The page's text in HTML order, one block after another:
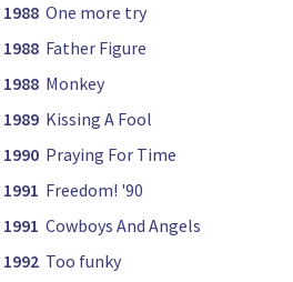
1988 One more try
1988 Father Figure
1988 Monkey
1989 Kissing A Fool
1990 Praying For Time
1991 Freedom! '90
1991 Cowboys And Angels
1992 Too funky